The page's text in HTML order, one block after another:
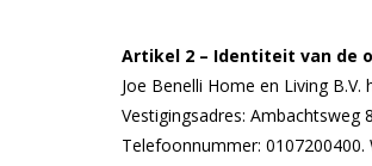
Artikel 2 – Identiteit van de
Joe Benelli Home en Living
Vestigingsadres: Ambachtsweg
Telefoonnummer: